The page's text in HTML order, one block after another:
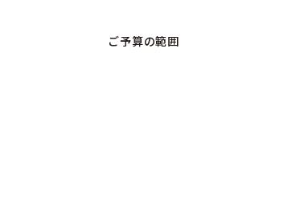
ご予算の範囲